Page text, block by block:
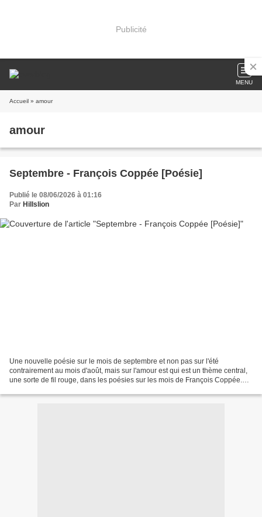
Publicité
MENU
Accueil » amour
amour
Septembre - François Coppée [Poésie]
Publié le 08/06/2026 à 01:16
Par Hillslion
Une nouvelle poésie sur le mois de septembre et non pas sur l'été
contrairement au mois d'août, mais sur l'amour est qui est un thème central,
une sorte de fil rouge, dans les poésies sur les mois de François Coppée.